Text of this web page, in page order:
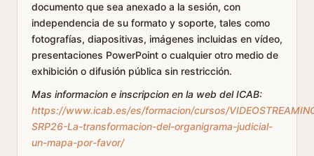
documento que sea anexado a la sesión, con
independencia de su formato y soporte, tales como
fotografías, diapositivas, imágenes incluidas en vídeo,
presentaciones PowerPoint o cualquier otro medio de
exhibición o difusión pública sin restricción.
Mas informacion e inscripcion en la web del ICAB:
https://www.icab.es/es/formacion/cursos/
SRP26-La-transformacion-del-organigrama-judicial-
un-mapa-por-favor/